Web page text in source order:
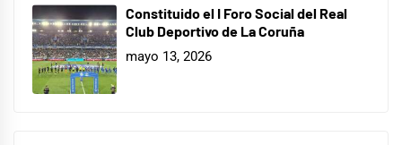
Constituido el I Foro Social del Real
Club Deportivo de La Coruña
mayo 13, 2026